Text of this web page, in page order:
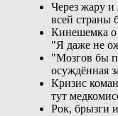
Через жару и
всей страны
Кинешемка о
"Я даже не
"Мозгов бы
осуждённая
Кризис
тут
Рок, брызги